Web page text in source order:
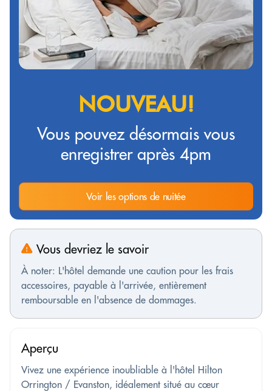
NOUVEAU!
Vous pouvez désormais vous
enregistrer après 4pm
Voir les options de nuitée
Vous devriez le savoir
À noter: L'hôtel demande une caution pour les frais
accessoires, payable à l'arrivée, entièrement
remboursable en l'absence de dommages.
Aperçu
Vivez une expérience inoubliable à l'hôtel Hilton
Orrington / Evanston, idéalement situé au cœur